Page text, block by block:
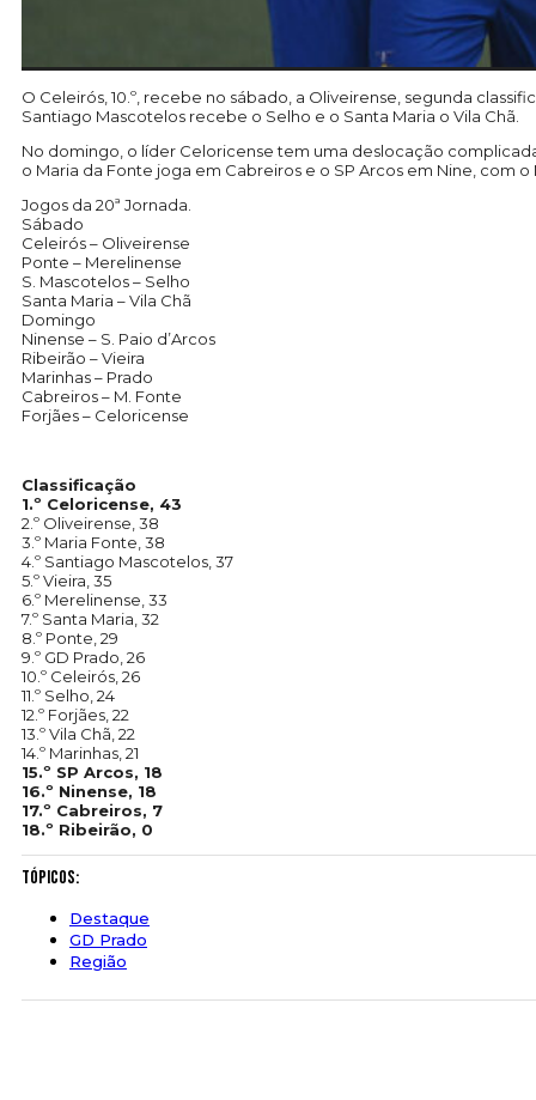
O Celeirós, 10.º, recebe no sábado, a Oliveirense, segunda
Santiago Mascotelos recebe o Selho e o Santa Maria o Vila Chã.
No domingo, o líder Celoricense tem uma deslocação
o Maria da Fonte joga em Cabreiros e o SP Arcos em Nine, com o
Jogos da 20ª Jornada.
Sábado
Celeirós – Oliveirense
Ponte – Merelinense
S. Mascotelos – Selho
Santa Maria – Vila Chã
Domingo
Ninense – S. Paio d’Arcos
Ribeirão – Vieira
Marinhas – Prado
Cabreiros – M. Fonte
Forjães – Celoricense
Classificação
1.º Celoricense, 43
2.º Oliveirense, 38
3.º Maria Fonte, 38
4.º Santiago Mascotelos, 37
5.º Vieira, 35
6.º Merelinense, 33
7.º Santa Maria, 32
8.º Ponte, 29
9.º GD Prado, 26
10.º Celeirós, 26
11.º Selho, 24
12.º Forjães, 22
13.º Vila Chã, 22
14.º Marinhas, 21
15.º SP Arcos, 18
16.º Ninense, 18
17.º Cabreiros, 7
18.º Ribeirão, 0
Tópicos:
Destaque
GD Prado
Região